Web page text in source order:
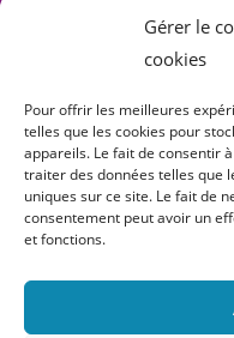
Gérer le
cookies
Pour offrir les meilleures
telles que les cookies pour
appareils. Le fait de consentir
traiter des données telles que
uniques sur ce site. Le fait de
consentement peut avoir un
et fonctions.
APPELEZ-NOUS
Copyright © 2022 –